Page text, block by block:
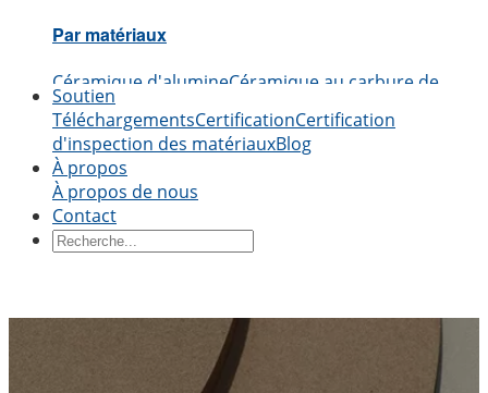
Par matériaux
Céramique d'alumineCéramique au carbure de
boreCéramiques en carbure de silicium
en nitrure d'aluminiumCéramique en nitrure de
siliciumCéramique de zirconeCéramique au nitrure
de boreCéramique à l'oxyde de béryllium
Par forme
céramiqueDisque en céramiqueTige en
Tube en céramique
Tige en céramique piston en céramique
Soutien
TéléchargementsCertificationCertification
d'inspection des matériauxBlog
À propos
À propos de nous
Contact